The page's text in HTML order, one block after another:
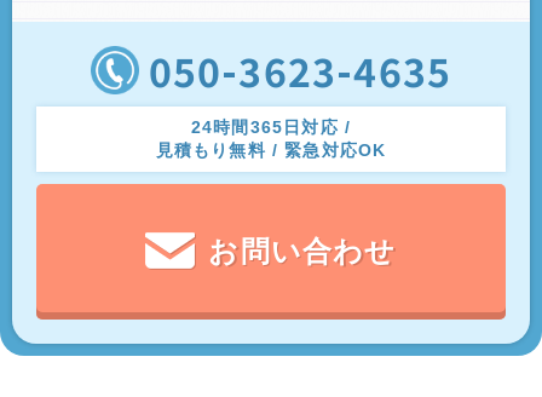
050-3623-4635
24時間365日対応 /
見積もり無料 / 緊急対応OK
お問い合わせ